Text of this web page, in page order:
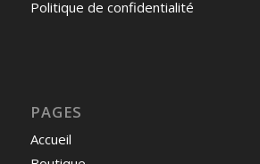
Politique de confidentialité
PAGES
Accueil